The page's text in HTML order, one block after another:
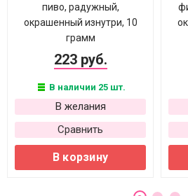
пиво, радужный,
окрашенный изнутри, 10
грамм
223 руб.
В наличии 25 шт.
В желания
Сравнить
В корзину